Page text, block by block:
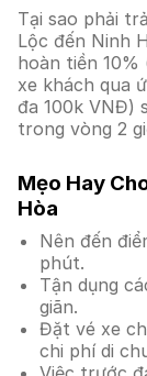
Tại sao phải
Lộc đến Ninh
hoàn tiền
xe khách qua
đa 100k VNĐ)
trong vòng 2
Mẹo Hay
Hòa
Nên đến
phút.
Tận dụng
giãn.
Đặt vé xe
chi phí di